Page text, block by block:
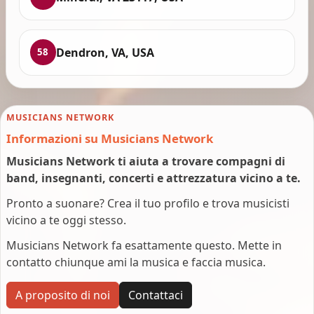
58 Dendron, VA, USA
MUSICIANS NETWORK
Informazioni su Musicians Network
Musicians Network ti aiuta a trovare compagni di
band, insegnanti, concerti e attrezzatura vicino a te.
Pronto a suonare? Crea il tuo profilo e trova musicisti
vicino a te oggi stesso.
Musicians Network fa esattamente questo. Mette in
contatto chiunque ami la musica e faccia musica.
A proposito di noi Contattaci